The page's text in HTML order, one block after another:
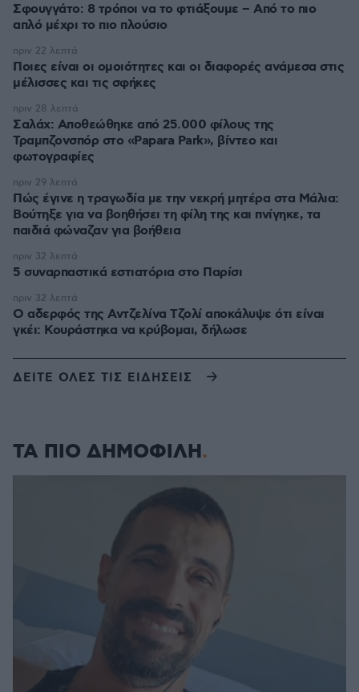
Σφουγγάτο: 8 τρόποι να το φτιάξουμε – Από το πιο
απλό μέχρι το πιο πλούσιο
Ποιες είναι οι ομοιότητες και οι διαφορές ανάμεσα στις
μέλισσες και τις σφήκες
πριν 22 λεπτά
Σαλάχ: Αποθεώθηκε από 25.000 φίλους της
Τραμπζονσπόρ στο «Papara Park», βίντεο και
φωτογραφίες
πριν 28 λεπτά
Πώς έγινε η τραγωδία με την νεκρή μητέρα στα Μάλια:
Βούτηξε για να βοηθήσει τη φίλη της και πνίγηκε, τα
παιδιά φώναζαν για βοήθεια
πριν 29 λεπτά
5 συναρπαστικά εστιατόρια στο Παρίσι
πριν 32 λεπτά
Ο αδερφός της Αντζελίνα Τζολί αποκάλυψε ότι είναι
γκέι: Κουράστηκα να κρύβομαι, δήλωσε
πριν 32 λεπτά
ΔΕΙΤΕ ΟΛΕΣ ΤΙΣ ΕΙΔΗΣΕΙΣ
ΤΑ ΠΙΟ ΔΗΜΟΦΙΛΗ